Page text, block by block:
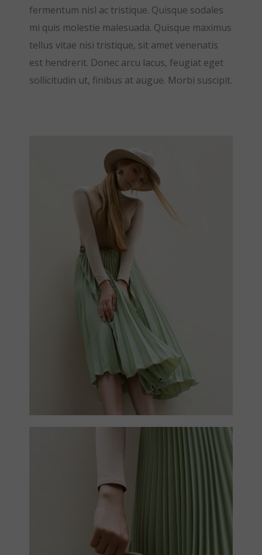
fermentum nisl ac tristique. Quisque sodales
mi quis molestie malesuada. Quisque maximus
tellus vitae nisi tristique, sit amet venenatis
est hendrerit. Donec arcu lacus, feugiat eget
sollicitudin ut, finibus at augue. Morbi suscipit.